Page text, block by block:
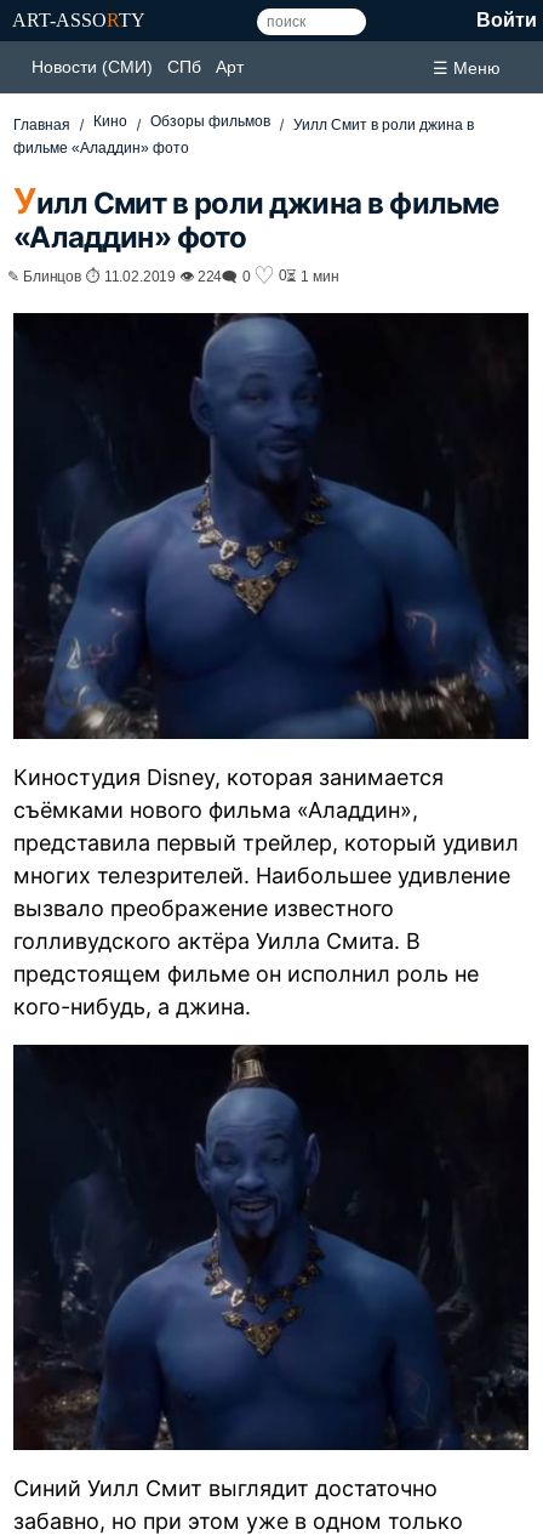
ART-ASSORTY Войти
Новости (СМИ) СПб Арт ☰ Меню
Главная Кино Обзоры фильмов
Уилл Смит в роли джина в
фильме «Аладдин» фото
Уилл Смит в роли джина в фильме
«Аладдин» фото
✎ Блинцов ⏱ 11.02.2019 👁 224🗨 0 ♡ 0⏳ 1 мин
Киностудия Disney, которая занимается
съёмками нового фильма «Аладдин»,
представила первый трейлер, который удивил
многих телезрителей. Наибольшее удивление
вызвало преображение известного
голливудского актёра Уилла Смита. В
предстоящем фильме он исполнил роль не
кого-нибудь, а джина.
Синий Уилл Смит выглядит достаточно
забавно, но при этом уже в одном только